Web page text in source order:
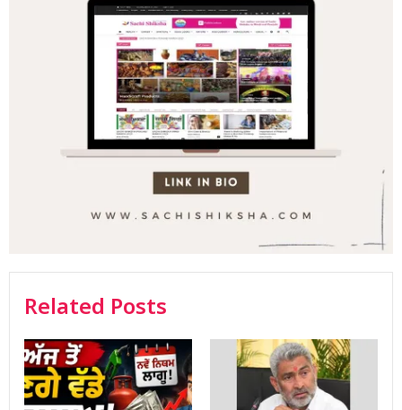
Related Posts